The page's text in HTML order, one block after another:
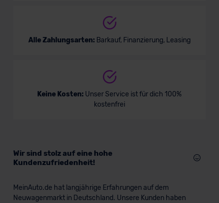
Alle Zahlungsarten: Barkauf, Finanzierung, Leasing
Keine Kosten: Unser Service ist für dich 100%
kostenfrei
Wir sind stolz auf eine hohe
Kundenzufriedenheit!
MeinAuto.de hat langjährige Erfahrungen auf dem
Neuwagenmarkt in Deutschland. Unsere Kunden haben